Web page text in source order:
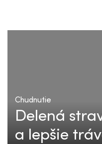
Chudnutie
Delená
a lepšie